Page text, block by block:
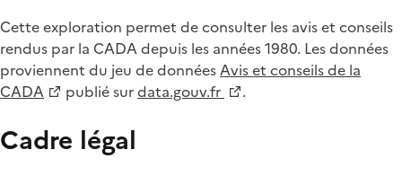
Cette exploration permet de consulter les avis et conseils
rendus par la CADA depuis les années 1980. Les données
proviennent du jeu de donnéesAvis et conseils de la
CADA
publié surdata.gouv.fr .
Cadre légal